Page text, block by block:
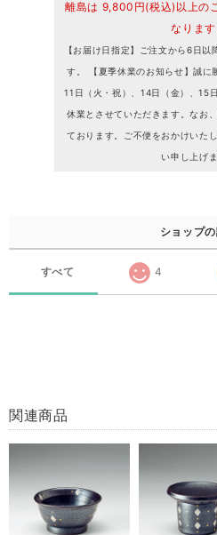
離島は 9,800円(税込)以上の
なります
【お届け日指定】ご注文から6日以
す。 【夏季休業のお知らせ】誠に
11日（火・祝）、14日（金）、15
休業とさせていただきます。なお
ております。ご不便をおかけいた
い申し上げま
ショップ
すべて 4
関連商品